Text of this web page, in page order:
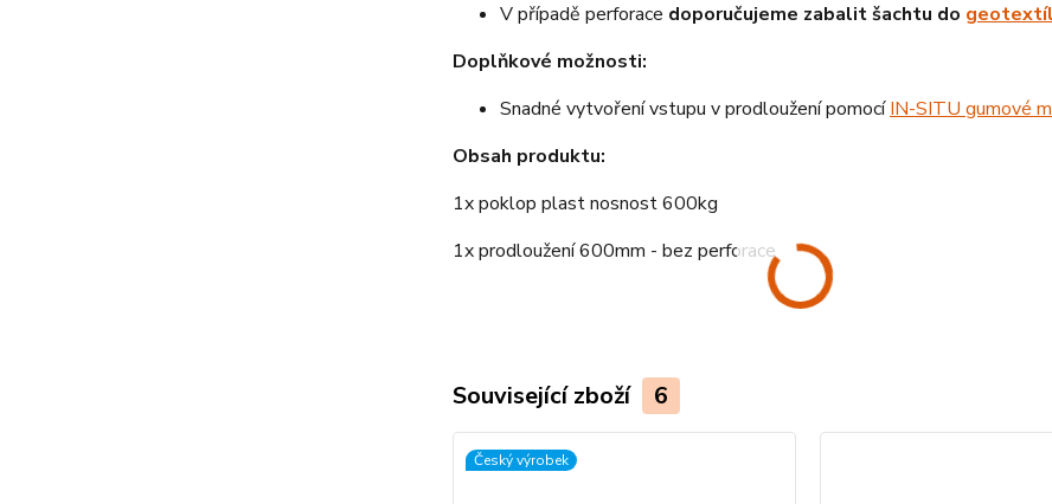
V případě perforace doporučujeme zabalit šachtu do
Doplňkové možnosti:
Snadné vytvoření vstupu v prodloužení pomocíIN-SITU gumové
Obsah produktu:
1x poklop plast nosnost 600kg
1x prodloužení 600mm - bez perforace
Související zboží 6
Český výrobek